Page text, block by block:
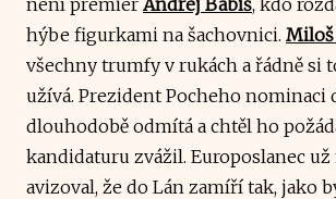
hýbe figurkami na šachovnici. Miloš
všechny trumfy v rukách a řádně si
užívá. Prezident Pocheho nominaci
dlouhodobě odmítá a chtěl ho
kandidaturu zvážil. Europoslanec
avizoval, že do Lán zamíří tak, jako